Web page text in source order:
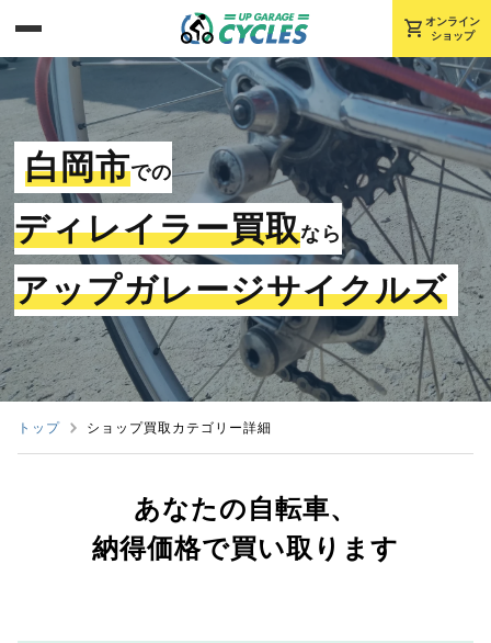
shopping_cart オンライン
ショップ
白岡市での
ディレイラー買取なら
アップガレージサイクルズ
トップ ショップ買取カテゴリー詳細
あなたの自転車、
納得価格で買い取ります